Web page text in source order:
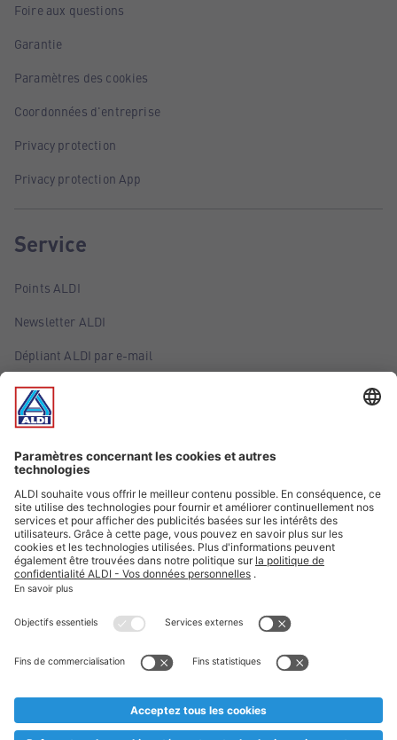
Foire aux questions
Garantie
Paramètres des cookies
Coordonnées d'entreprise
Privacy protection
Privacy protection App
Service
Points ALDI
Newsletter ALDI
Dépliant ALDI par e-mail
Offres
Infos essentielles
Suivez ALDI Belgique
Textes marqués d'un astérisque et mentions légales
* Nous vendons ces articles temporairement et jusqu'à
au cas où, malgré le planning bien étudié, nous serions
prématurément en rupture de stock. Prix Recupel et TVA incl.
** Sur ce site, l’utilisation de la forme masculine a été adoptée